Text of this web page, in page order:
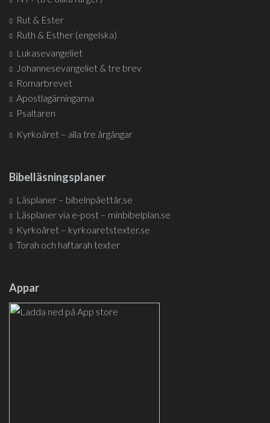
Rut & Ester
Ruth & Esther (engelska)
Lukasevangeliet
Johannesevangeliet & tre brev
Romarbrevet
Apostlagärningarna
Psaltaren
Kyrkoåret – alla tre årgångar
Bibelläsningsplaner
Läsplaner – bibelnpåettår.se
Läsplaner via e-post – minbibelplan.se
Kyrkoåret – kyrkoaretstexter.se
Torah och haftarah texter
Appar